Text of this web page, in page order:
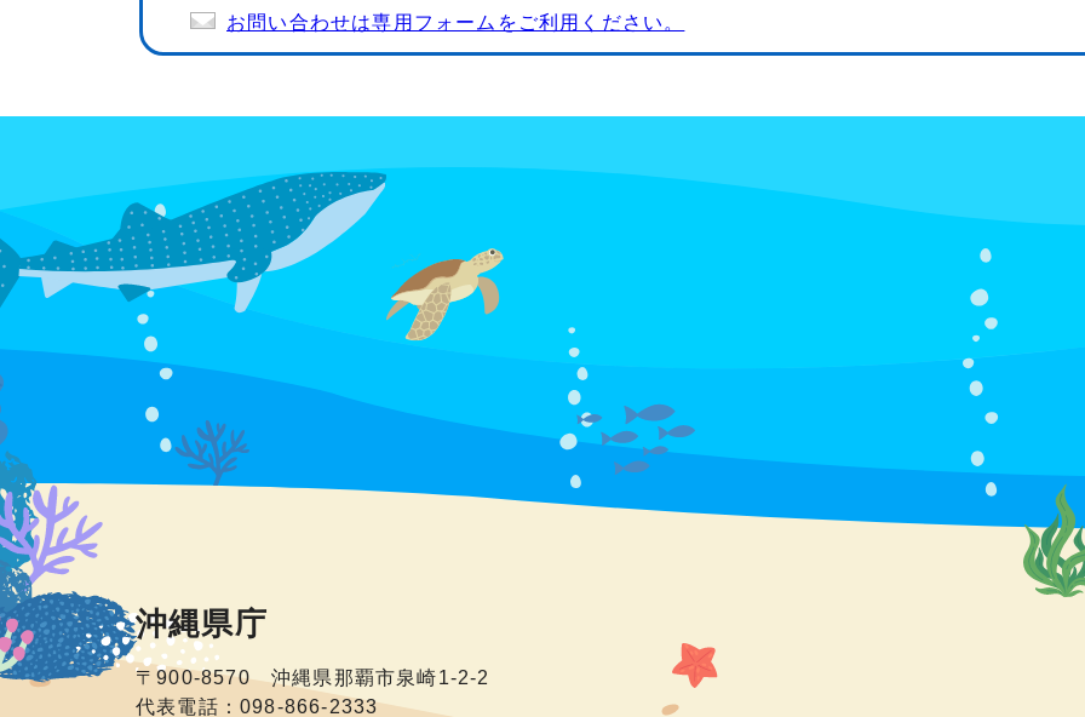
お問い合わせは専用フォームをご利用ください。
沖縄県庁
〒900-8570 沖縄県那覇市泉崎1-2-2
代表電話：098-866-2333